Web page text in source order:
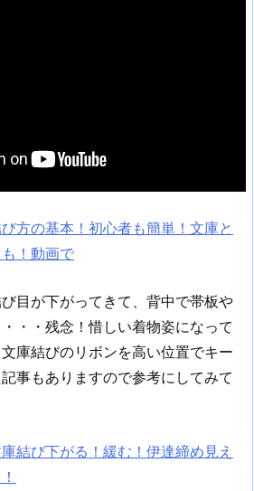
方の基本！初心者も簡単！文庫と
！動画で
目が下がってきて、背中で帯板や
・・残念！惜しい着物姿になって
庫結びのリボンを高い位置でキー
事もありますので参考にしてみて
結び下がる！緩む！伊達締め見え